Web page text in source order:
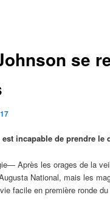
se
incapable de prendre le
Après les orages de la
National, mais les
facile en première ronde